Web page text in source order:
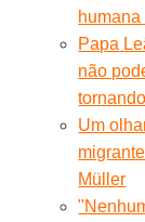
humana
Papa
não
Um
Müller